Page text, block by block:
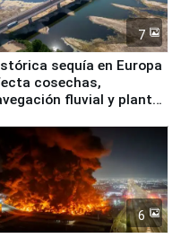
7
sequía en Europa
cosechas,
fluvial y plantas
6